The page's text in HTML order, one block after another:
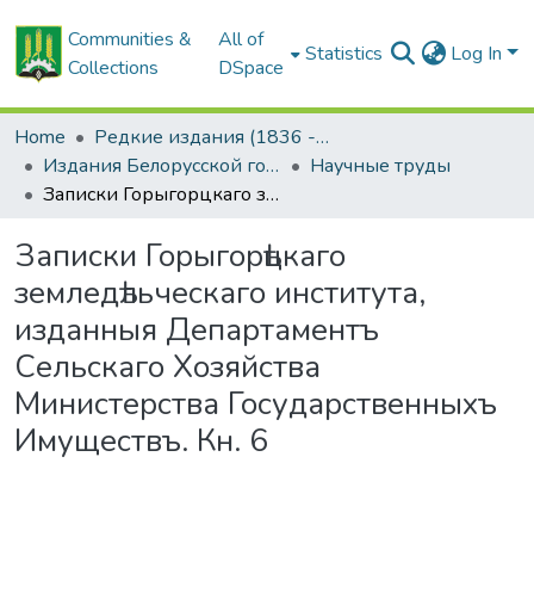
Communities &
Collections
All of
DSpace
Statistics Log In
Home
Редкие издания (1836 - 1940 гг.)
Издания Белорусской государственной сельскохозяйственной академии
Научные труды
Записки Горыгорѣцкаго земледѣльческаго института, изданныя Департаментъ Сельскаго Хозяйства Министерства Государственныхъ Имуществъ. Кн. 6
Записки Горыгорѣцкаго
земледѣльческаго института,
изданныя Департаментъ
Сельскаго Хозяйства
Министерства Государственныхъ
Имуществъ. Кн. 6